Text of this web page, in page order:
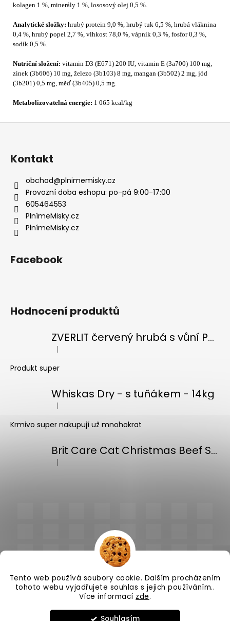
Tento web používá soubory cookie. Dalším procházením
tohoto webu vyjadřujete souhlas s jejich používáním..
Více informací zde.
Souhlasím
kolagen 1 %, minerály 1 %, lososový olej 0,5 %.
Analytické složky: hrubý protein 9,0 %, hrubý tuk 6,5 %, hrubá vláknina
0,4 %, hrubý popel 2,7 %, vlhkost 78,0 %, vápník 0,3 %, fosfor 0,3 %,
sodík 0,5 %.
Nutriční složení: vitamin D3 (E671) 200 IU, vitamin E (3a700) 100 mg,
zinek (3b606) 10 mg, železo (3b103) 8 mg, mangan (3b502) 2 mg, jód
(3b201) 0,5 mg, měď (3b405) 0,5 mg.
Metabolizovatelná energie: 1 065 kcal/kg
Z
Kontakt
obchod@plnimemisky.cz
Provozní doba eshopu: po-pá 9:00-17:00
605464553
PlnímeMisky.cz
PlnímeMisky.cz
Facebook
Hodnocení produktů
ZVERLIT červený hrubá s vůní Podestýlka kočka 10kg
Hodnocení produktu je 5 z 5 hvězdiček.
|
Produkt super
Whiskas Dry - s tuňákem - 14kg
Hodnocení produktu je 5 z 5 hvězdiček.
|
Krmivo super nakupují už mnohokrat
Brit Care Cat Christmas Beef Soup 75g
Hodnocení produktu je 5 z 5 hvězdiček.
|